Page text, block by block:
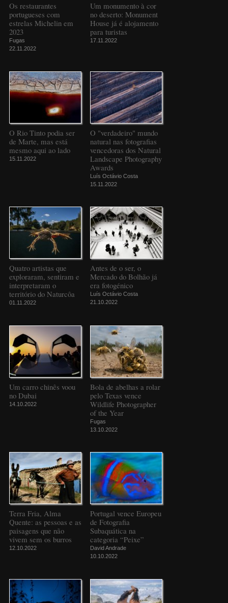
Os restaurantes
portugueses com
estrelas Michelin em
2023
Fugas
22.11.2022
Um monumento à cor
no deserto: Monument
House já é alojamento
para turistas
17.11.2022
O Rio Tinto podia ser
de Marte, mas está
mesmo aqui ao lado
15.11.2022
O "verdadeiro" mundo
natural nas fotografias
vencedoras dos Natural
Landscape Photography
Awards
Luís Octávio Costa
15.11.2022
Quatro artistas que
exploraram, sentiram e
interpretaram o
território do Naturcôa
01.11.2022
Antes de o ser, o
Mercado do Bolhão já
era fotogénico
Luís Octávio Costa
21.10.2022
Um carro chinês voou
no Dubai
14.10.2022
Bola de abelhas a rolar
pelo Texas vence
Wildlife Photographer
of the Year
Fugas
13.10.2022
Terra Fria, Alma
Quente: as pessoas e as
paisagens que não
vivem sem os burros
12.10.2022
Portugal vence Europeu
de Fotografia
Subaquática na
categoria “Peixe”
David Andrade
10.10.2022